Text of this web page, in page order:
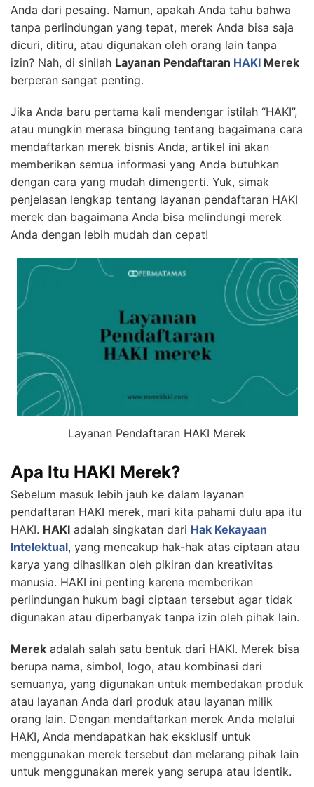
Anda dari pesaing. Namun, apakah Anda tahu bahwa
tanpa perlindungan yang tepat, merek Anda bisa saja
dicuri, ditiru, atau digunakan oleh orang lain tanpa
izin? Nah, di sinilah Layanan Pendaftaran HAKI Merek
berperan sangat penting.
Jika Anda baru pertama kali mendengar istilah “HAKI”,
atau mungkin merasa bingung tentang bagaimana cara
mendaftarkan merek bisnis Anda, artikel ini akan
memberikan semua informasi yang Anda butuhkan
dengan cara yang mudah dimengerti. Yuk, simak
penjelasan lengkap tentang layanan pendaftaran HAKI
merek dan bagaimana Anda bisa melindungi merek
Anda dengan lebih mudah dan cepat!
Layanan Pendaftaran HAKI Merek
Apa Itu HAKI Merek?
Sebelum masuk lebih jauh ke dalam layanan
pendaftaran HAKI merek, mari kita pahami dulu apa itu
HAKI. HAKI adalah singkatan dari Hak Kekayaan
Intelektual, yang mencakup hak-hak atas ciptaan atau
karya yang dihasilkan oleh pikiran dan kreativitas
manusia. HAKI ini penting karena memberikan
perlindungan hukum bagi ciptaan tersebut agar tidak
digunakan atau diperbanyak tanpa izin oleh pihak lain.
Merek adalah salah satu bentuk dari HAKI. Merek bisa
berupa nama, simbol, logo, atau kombinasi dari
semuanya, yang digunakan untuk membedakan produk
atau layanan Anda dari produk atau layanan milik
orang lain. Dengan mendaftarkan merek Anda melalui
HAKI, Anda mendapatkan hak eksklusif untuk
menggunakan merek tersebut dan melarang pihak lain
untuk menggunakan merek yang serupa atau identik.